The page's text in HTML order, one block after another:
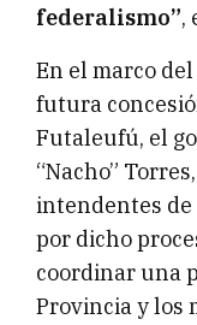
federalismo”,
En el marco
futura
Futaleufú, el
“Nacho”
intendentes de
por dicho
coordinar una
Provincia y los